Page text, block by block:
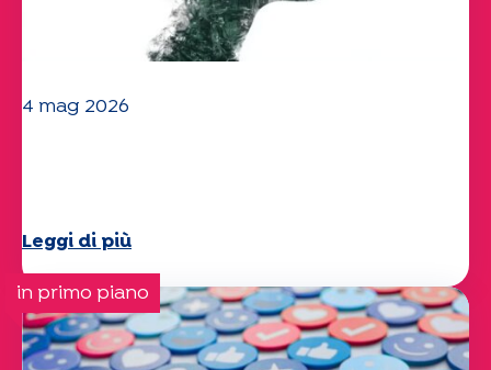
4 mag 2026
Leggi di più
in primo piano